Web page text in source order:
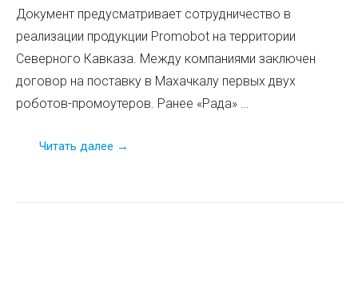
Документ предусматривает сотрудничество в
реализации продукции Promobot на территории
Северного Кавказа. Между компаниями заключен
договор на поставку в Махачкалу первых двух
роботов-промоутеров. Ранее «Рада» …
Читать далее →